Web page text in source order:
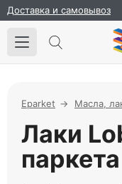
Доставка и самовывоз
Eparket Масла,
Лаки